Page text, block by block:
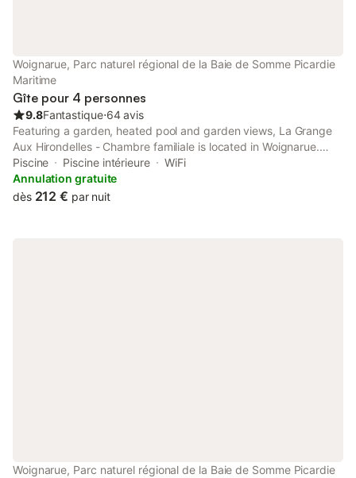
Woignarue, Parc naturel régional de la Baie de Somme Picardie
Maritime
Gîte pour 4 personnes
9.8Fantastique⋅64 avis
Featuring a garden, heated pool and garden views, La Grange
Aux Hirondelles - Chambre familiale is located in Woignarue.
This property offers access to a terrace, a pool table, free
private parking and free WiFi.
Piscine Piscine intérieure
WiFi
Annulation gratuite
dès 212 € par nuit
Woignarue, Parc naturel régional de la Baie de Somme Picardie